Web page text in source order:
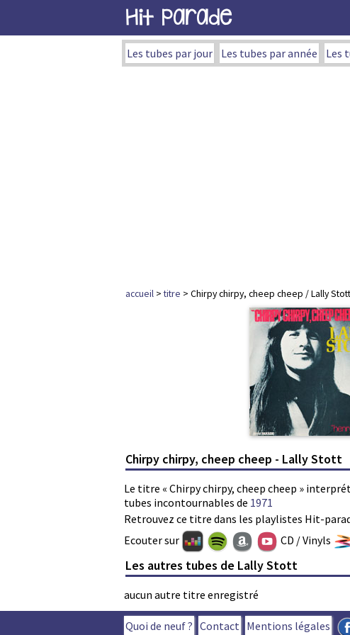
Hit Parade
Les tubes par jour Les tubes par année Les
accueil >titre > Chirpy chirpy, cheep cheep / Lally Stott
Chirpy chirpy, cheep cheep - Lally Stott
Le titre « Chirpy chirpy, cheep cheep »
tubes incontournables de 1971
Retrouvez ce titre dans les playlistes Hit-
Ecouter sur CD / Vinyls
Les autres tubes de Lally Stott
aucun autre titre enregistré
Quoi de neuf ? Contact Mentions légales